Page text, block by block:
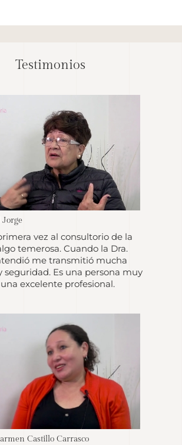
Testimonios
vez al consultorio de la
temerosa. Cuando la Dra.
me transmitió mucha
seguridad. Es una persona muy
excelente profesional.
Castillo Carrasco